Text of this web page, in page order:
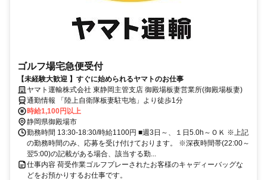
ゴルフ場宅急便受付
【未経験大歓迎 】すぐに始められるヤマトのお仕事
ヤマト運輸株式会社 東静岡主管支店 御殿場板妻営業所(御殿場板妻)
通勤情報 「陸上自衛隊板妻駐屯地」より徒歩1分
時給1,100円以上
静岡県御殿場市
勤務時間 13:30-18:30/時給1100円 ■週3日～、１日5.0h～ＯＫ ※上記
の勤務時間のみ、応募を受け付けております。 ※深夜時間帯(22:00～
翌5:00)の記載がある場合、該当する勤...
仕事内容 荷受作業ゴルフプレーされたお客様のキャディーバッグな
どをお預かりするお仕事です。